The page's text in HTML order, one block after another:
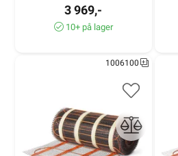
3 969,-
10+ på lager
1006100